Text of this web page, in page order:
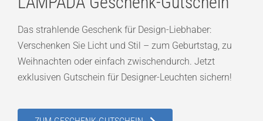
Das strahlende Geschenk für Design-Liebhaber:
Verschenken Sie Licht und Stil – zum Geburtstag, zu
Weihnachten oder einfach zwischendurch. Jetzt
exklusiven Gutschein für Designer-Leuchten sichern!